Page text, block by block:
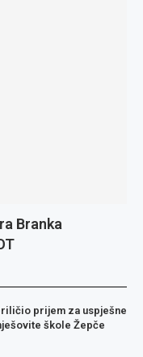
Branka
prijem za uspješne
škole Žepče